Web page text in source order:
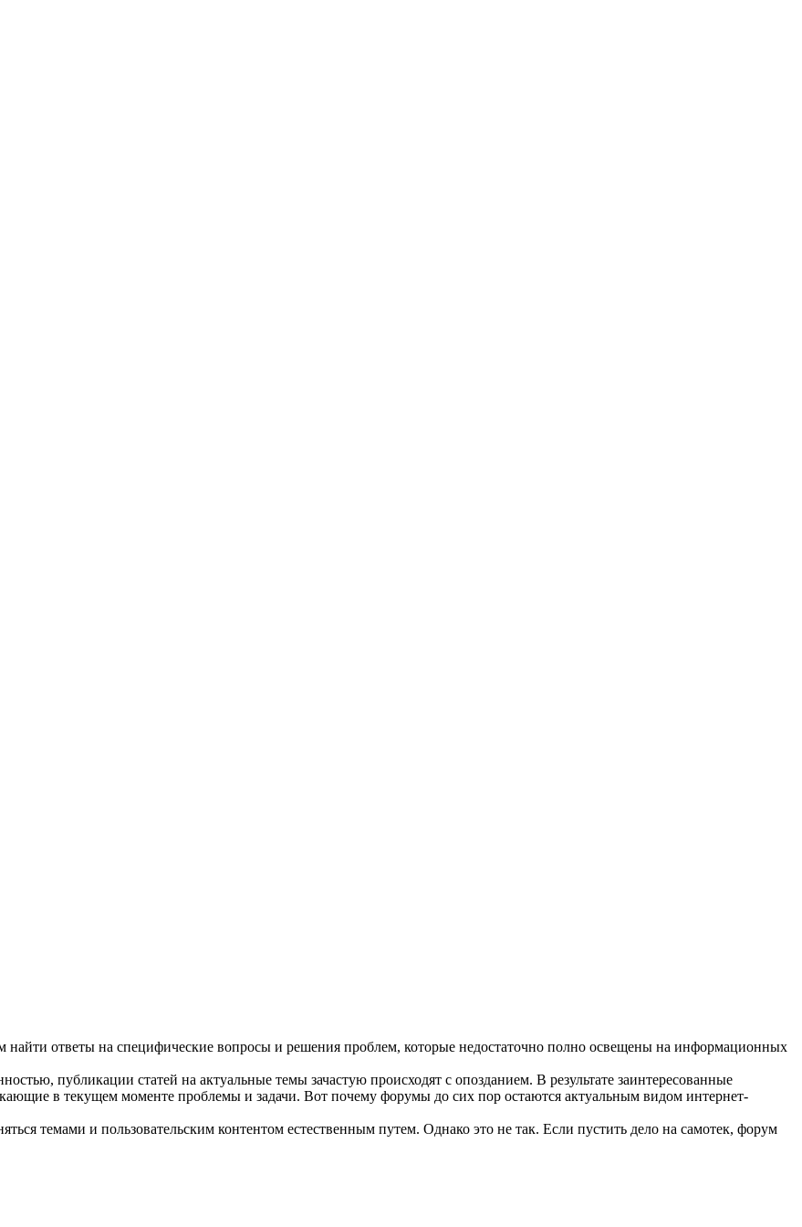
найти ответы на специфические вопросы и решения проблем, которые недостаточно полно освещены на информационных
публикации статей на актуальные темы зачастую происходят с опозданием. В результате заинтересованные
в текущем моменте проблемы и задачи. Вот почему форумы до сих пор остаются актуальным видом интернет-
темами и пользовательским контентом естественным путем. Однако это не так. Если пустить дело на самотек, форум